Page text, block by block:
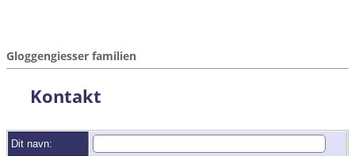
Gloggengiesser familien
Kontakt
Dit navn: